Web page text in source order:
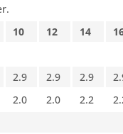
10 12 14
2.9 2.9 2.9
2.0 2.0 2.2